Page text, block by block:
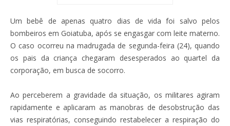
Um bebê de apenas quatro dias de vida foi salvo pelos
bombeiros em Goiatuba, após se engasgar com leite materno.
O caso ocorreu na madrugada de segunda-feira (24), quando
os pais da criança chegaram desesperados ao quartel da
corporação, em busca de socorro.
Ao perceberem a gravidade da situação, os militares agiram
rapidamente e aplicaram as manobras de desobstrução das
vias respiratórias, conseguindo restabelecer a respiração do